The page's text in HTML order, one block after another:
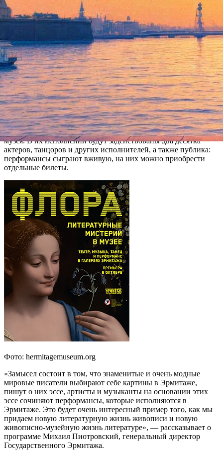
Эрмитаж дал старт новому международному проекту
«Флора», участниками которого станут писатели Татьяна
Толстая, Евгений Водолазкин, Ольга Седакова, авторы из
Великобритании, Австрии, Белоруссии, иранский режиссёр-
мультипликатор и другие. Всех их объединили режиссер
Жаклин Корнмюллер и продюсер и драматург Петер Вольфф.
«Флора» — серия перформансов по мотивам произведений
музея. В их исполнении будут задействованы два десятка
актеров, танцоров и других исполнителей, а также публика:
перформансы сыграют вживую, на них можно приобрести
отдельные билеты.
Фото: hermitagemuseum.org
«Замысел состоит в том, что знаменитые и очень модные
мировые писатели выбирают себе картины в Эрмитаже,
пишут о них эссе, артисты и музыканты на основании этих
эссе сочиняют перформансы, которые исполняются в
Эрмитаже. Это будет очень интересный пример того, как мы
придаем новую литературную жизнь живописи и новую
живописно-музейную жизнь литературе», — рассказывает о
программе Михаил Пиотровский, генеральный директор
Государственного Эрмитажа.